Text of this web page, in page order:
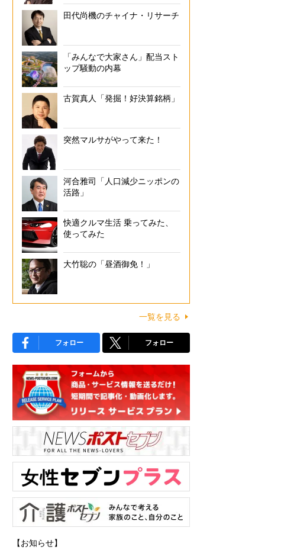
田代尚機のチャイナ・リサーチ
「みんなで大家さん」配当スト
ップ騒動の内幕
古賀真人「発掘！好決算銘柄」
突然マルサがやって来た！
河合雅司「人口減少ニッポンの
活路」
快適クルマ生活 乗ってみた、
使ってみた
大竹聡の「昼酒御免！」
一覧を見る
フォロー フォロー
【お知らせ】